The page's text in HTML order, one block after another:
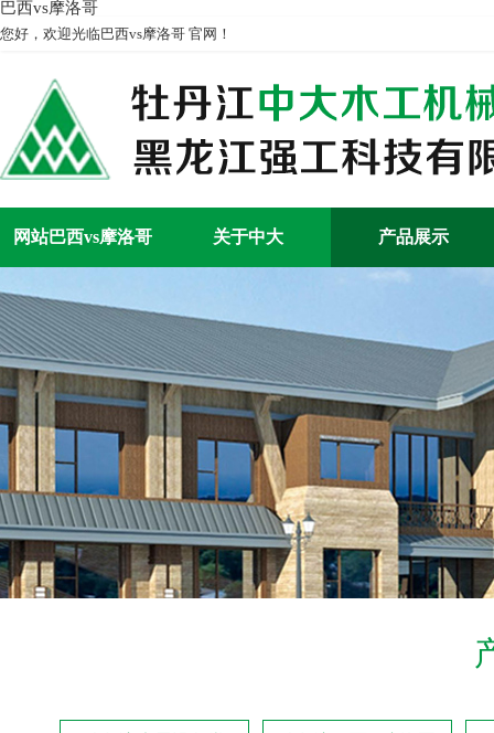
巴西vs摩洛哥
您好，欢迎光临巴西vs摩洛哥 官网！
网站巴西vs摩洛哥 关于中大 产品展示